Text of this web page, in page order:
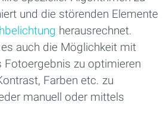
und die störenden Elemente
herausrechnet.
auch die Möglichkeit mit
Fotoergebnis zu optimieren
Farben etc. zu
manuell oder mittels